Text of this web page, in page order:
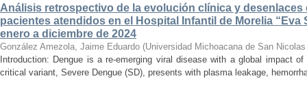
Análisis retrospectivo de la evolución clínica y desenlaces
pacientes atendidos en el Hospital Infantil de Morelia “Eva
enero a diciembre de 2024
González Amezola, Jaime Eduardo (Universidad Michoacana de San
Introduction: Dengue is a re-emerging viral disease with a global impact
critical variant, Severe Dengue (SD), presents with plasma leakage,